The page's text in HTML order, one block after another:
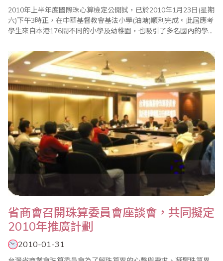
2010年上半年度國際珠心算檢定公開試，已於2010年1月23日(星期
六)下午3時正，在中華基督教會基法小學(油塘)順利完成。此屆應考
學生來自本港176間不同的小學及幼稚園，也吸引了多名國內的學生
要尤衷地感謝中華基督教會基法小學(油塘)的協助，與及各家長和學
生的支持，也要特別感謝本會各..
省商會召開珠算委員會座談會，共同擬定
2010年推廣計劃
2010-01-31